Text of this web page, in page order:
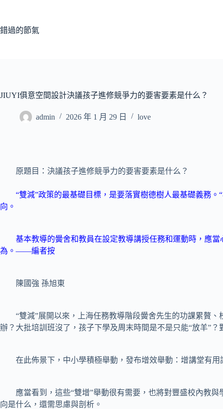
主
錯過的節氣
JIUYI俱意空間設計決議孩子進修競爭力的要害要素是什么？
admin 2026 年 1 月 29 日 love
原題目：決議孩子進修競爭力的要害要素是什么？
“雙減”政策的最基礎目標，是要落實樹德樹人最基礎義務。
向。
基本教導的黌舍和教員在設定教導講授任務和運動時，應當
為。——編者按
陳國強 孫旭東
“雙減”展開以來，上海任務教導階段黌舍先生的功課累贅、
辦？大批培訓班沒了，孩子下學及周末時間是不是只能“放羊”
在此佈景下，中小學積極舉動，發布增效舉動：增講堂有用
應當看到，這些“雙增”舉動很有需要，也將對豐盛校內教與
向是什么，還需思慮與剖析。